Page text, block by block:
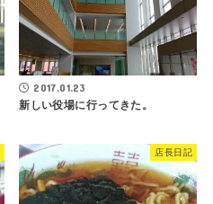
2017.01.23
新しい役場に行ってきた。
店長日記